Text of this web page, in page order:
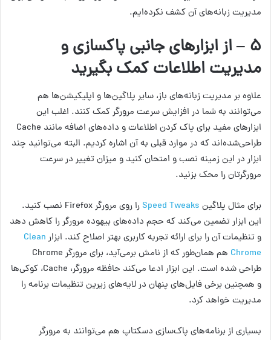
مدیریت زبانه‌های آن کشف نکرده‌ایم.
۵ – از ابزارهای جانبی پاکسازی و
مدیریت اطلاعات کمک بگیرید
علاوه بر مدیریت زبانه‌های باز، سایر پلاگین‌ها و اپلیکیشن‌ها هم
می‌توانند به شما در افزایش سرعت مرورگر کمک کنند. اغلب این
ابزارهای مفید برای پاک کردن اطلاعات و داده‌های اضافه مانند Cache
طراحی‌شده‌اند که در موارد قبلی به آن اشاره کردیم. البته می‌توانید چند
ابزار در این زمینه نصب و امتحان کنید و میزان تغییر در سرعت
مرورگرتان را محک بزنید.
برای مثال پلاگین Speed Tweaks
را روی مرورگر Firefox نصب کنید.
این ابزار تضمین می‌کند که حجم داده‌های بیهوده مرورگر را کاهش دهد
و تنظیمات آن را برای ارائه تجربه کاربری بهتر اصلاح کند. ابزار Clean
Chrome
هم همان‌طور که از نامش برمی‌آید، برای مرورگر Chrome
طراحی شده است. این ابزار ادعا می‌کند حافظه مرورگر، Cache، کوکی‌ها
و همچنین برخی فایل‌های پنهان در لایه‌های زیرین تنظیمات برنامه را
مدیریت خواهد کرد.
بسیاری از برنامه‌های پاک‌سازی دسکتاپ هم می‌توانند به مرورگر